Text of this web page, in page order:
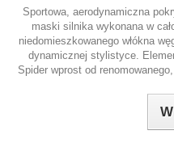
Sportowa, aerodynamiczna
maski silnika wykonana w
niedomieszkowanego włókna
dynamicznej stylistyce.
Spider wprost od